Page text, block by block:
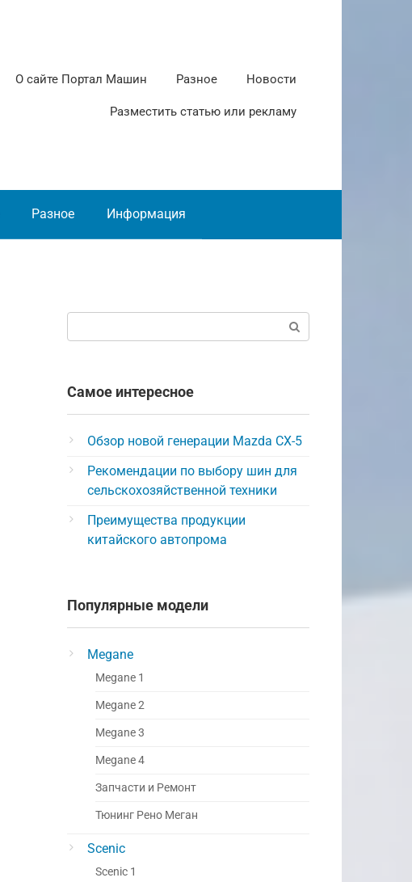
О сайте Портал Машин Разное Новости
Разместить статью или рекламу
Разное Информация
Самое интересное
Обзор новой генерации Mazda CX-5
Рекомендации по выбору шин для
сельскохозяйственной техники
Преимущества продукции
китайского автопрома
Популярные модели
Megane
Megane 1
Megane 2
Megane 3
Megane 4
Запчасти и Ремонт
Тюнинг Рено Меган
Scenic
Scenic 1